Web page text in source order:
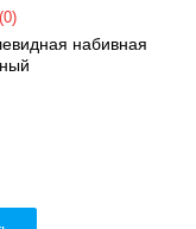
(0)
набивная